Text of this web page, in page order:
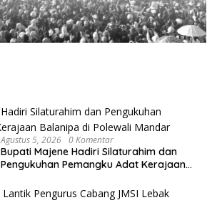
Agustus 5, 2026 0 Komentar
Bupati Majene Hadiri Silaturahim dan
Pengukuhan Pemangku Adat Kerajaan